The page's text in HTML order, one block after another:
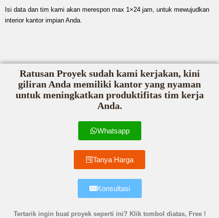
Isi data dan tim kami akan merespon max 1×24 jam, untuk mewujudkan
interior kantor impian Anda.
Ratusan Proyek sudah kami kerjakan, kini
giliran Anda memiliki kantor yang nyaman
untuk meningkatkan produktifitas tim kerja
Anda.
Whatsapp
Tanya Harga
Konsultasi
Tertarik ingin buat proyek seperti ini? Klik tombol diatas, Free !